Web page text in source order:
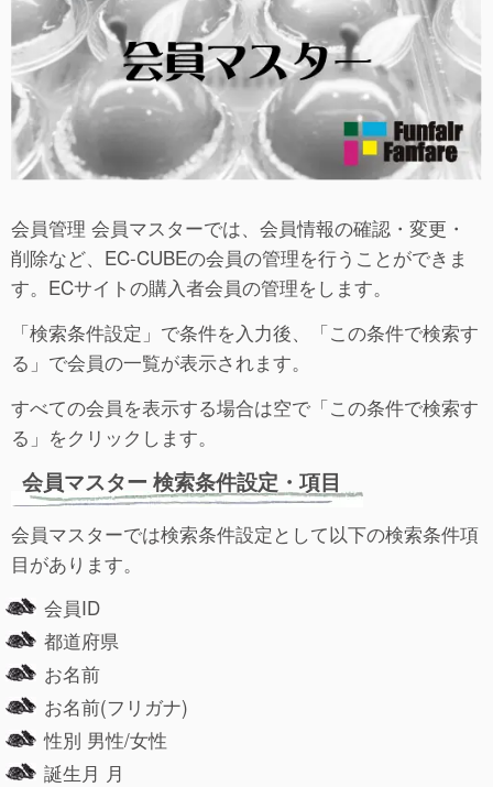
会員管理 会員マスターでは、会員情報の確認・変更・
削除など、EC-CUBEの会員の管理を行うことができま
す。ECサイトの購入者会員の管理をします。
「検索条件設定」で条件を入力後、「この条件で検索す
る」で会員の一覧が表示されます。
すべての会員を表示する場合は空で「この条件で検索す
る」をクリックします。
会員マスター 検索条件設定・項目
会員マスターでは検索条件設定として以下の検索条件項
目があります。
会員ID
都道府県
お名前
お名前(フリガナ)
性別 男性/女性
誕生月 月